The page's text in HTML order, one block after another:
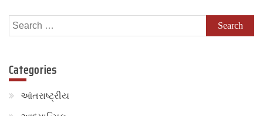
Search
for:
Categories
આંતરાષ્ટ્રીય